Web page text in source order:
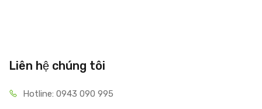
Liên hệ chúng tôi
Hotline: 0943 090 995